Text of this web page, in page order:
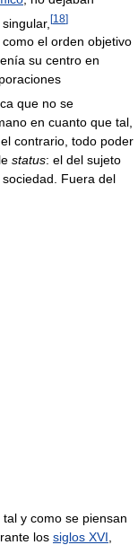
[18]
el orden objetivo
su centro en
que no se
en cuanto que tal,
contrario, todo poder
status: el del sujeto
Fuera del
, tal y como se piensan
los siglos XVI